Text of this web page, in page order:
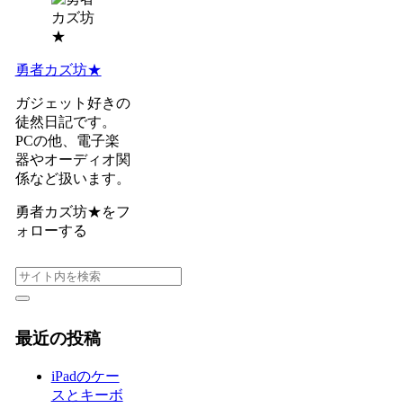
勇者カズ坊★
ガジェット好きの
徒然日記です。
PCの他、電子楽
器やオーディオ関
係など扱います。
勇者カズ坊★をフ
ォローする
最近の投稿
iPadのケー
スとキーボ